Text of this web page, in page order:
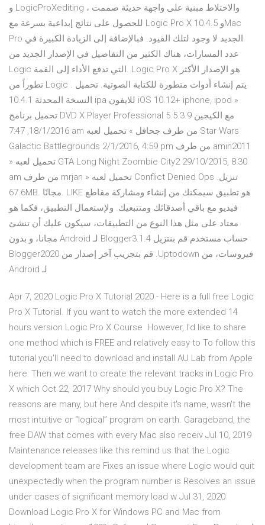
و LogicProXediting ، والاختلاط مبنية على واجهة حديثة صممت
للحصول على نتائج إبداعية بسرعة مع Logic Pro X 10.4.5 وMac
Pro الجديد لا وجود لتلك القيود. فبالإضافة إلى الزيادة الكبيرة في
عدد المسارات، هناك الكثير من التفاصيل في الإصدار الجديد من
Logic التي تدفع الأداء إلى القمة. Logic Pro X هو الإصدار الأكثر
تطوراً من Logic . يتم إنشاء أدوات متطورة للكتابة الصوتية. تحميل
النسخة المحدثة 10.4.1 ipa للايفون iOS 10.12+ iphone, ipod »
تحميل برنامج DVD X Player Professional 5.5.3.9 مع الكيجين
18/1/2016, 7:47 am من طرف جحافل » تحميل لعبه Star Wars
Galactic Battlegrounds 2/1/2016, 4:59 pm من طرف amin2011
» تحميل لعبه GTA Long Night Zoombie City2 29/10/2015, 8:30
am من طرف mrjan » تحميل لعبه Conflict Denied Ops تنزيل.
67.6MB. مجانًا. LIKE هو تطبيق سيمكنك من إنشاء ومشاركة مقاطع
فيديو مع باقي أصدقائك ومتتبعيك. ولإستعمال التطبيق، فكما هو
معتاد على مثل هذا النوع من التطبيقات، سيكون عليك أن تنشئ
حساب مستخدم ‫قم بنتزيل Blogger3.1.4 لـ Android مجانا، و بدون
فيروسات، من Uptodown. قم بتجريب آخر إصدار من Blogger2020
لـ Android
Apr 7, 2020 Logic Pro X Tutorial 2020 - Here is a full free Logic
Pro X Tutorial. If you want to watch the more extended 14
hours version Logic Pro X Course However, I'd like to share
one method which is FREE and relatively easy to To follow this
tutorial you'll need to download and install AU Lab from Apple
here: Then we want to create the relevant tracks in Logic Pro
X which Oct 22, 2017 Why should you buy Logic Pro X? The
reasons are many, but here And despite it's name, wasn't the
most intuitive or “logical” program on earth. Garageband, the
free DAW that comes with every Mac also receiv Jul 10, 2019
Maintenance releases like this remind us that the Logic
development team are Fixes an issue where Logic would quit
unexpectedly when the program number is Resolves an issue
under cases of significant memory load w Jul 31, 2020
Download Logic Pro X for Windows PC and Mac from